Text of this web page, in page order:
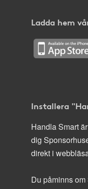
Ladda hem
Installera
Handla Smart
dig
direkt i
Du påminns